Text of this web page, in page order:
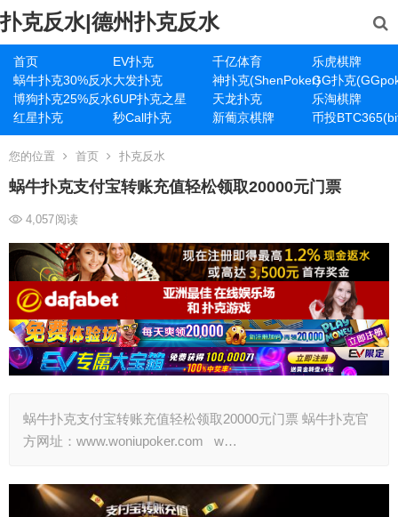
扑克反水|德州扑克反水
首页 EV扑克 千亿体育
乐虎棋牌
蜗牛扑克30%反水大发扑克 神扑克(ShenPoker)GG扑克
博狗扑克25%反水6UP扑克之星 天龙扑克
乐淘棋牌
红星扑克
秒Call扑克 新葡京棋牌 币投
您的位置 首页 扑克反水
蜗牛扑克支付宝转账充值轻松领取20000元门票
4,057阅读
蜗牛扑克支付宝转账充值轻松领取20000元门票 蜗牛扑克官
方网址：www.woniupoker.com w…